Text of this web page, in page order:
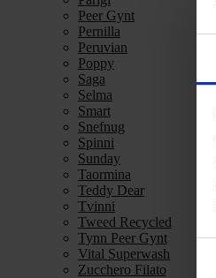
Peer Gynt
Pernilla
Peruvian
Poppy
Saga
Selma
Smart
Snefnug
Spinni
Sunday
Taormina
Teddy Dear
Tvinni
Tweed Recycled
Tynn Peer Gynt
Vital Superwash
Zucchero Filato